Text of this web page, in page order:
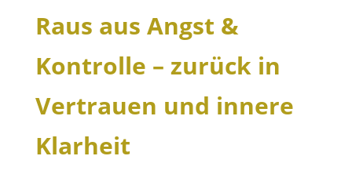
Kontrolle
–
zurück
in
und
Klarheit
Raus aus Angst &
Kontrolle – zurück in
Vertrauen und innere
Klarheit